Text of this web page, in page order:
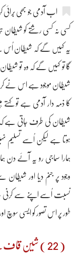
اب آدمی جو بھی
کسی نہ کسی رشتے کو شیطان
یہ کہیں گے کہ شیطان اُس
گا تو کہیں گے کہ وہ تو
شیطان موجود ہے اس نے
کا ذمہ دار آدمی ہے تو
شیطان کی طرف جاتی ہے کہ
ہوتا ہے لیکن اُسے تسلیم
ہمارا سماجی رو یہ آئے دن
وجود پر جنم دیا اور
نسبت اُسے اپنے سے کرنی
طور پر اس تصور کو ایسی سوچ اور Approachمیں داخل کر لیا۔
( 22 ) شین قاف۔ ( سید ضمیر حسن دہلوی )